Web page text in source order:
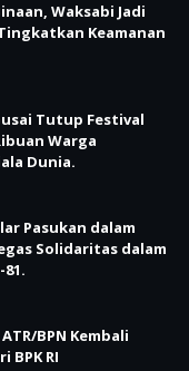
Waksabi Jadi
Keamanan
Tutup Festival
Warga
Dunia.
Pasukan dalam
Solidaritas dalam
BPN Kembali
BPK RI